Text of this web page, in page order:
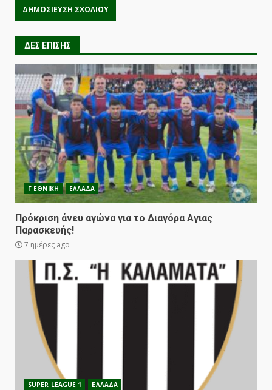
ΔΕΣ ΕΠΙΣΗΣ
Γ ΕΘΝΙΚΗ ΕΛΛΑΔΑ
Πρόκριση άνευ αγώνα για το Διαγόρα Αγιας
Παρασκευής!
7 ημέρες ago
SUPER LEAGUE 1 ΕΛΛΑΔΑ